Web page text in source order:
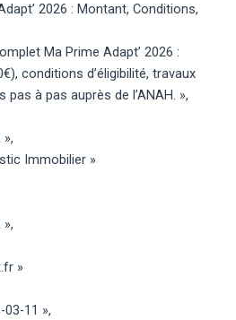
2026 : Montant, Conditions,
Ma Prime Adapt’ 2026 :
conditions d’éligibilité, travaux
à pas auprès de l’ANAH. »,
Immobilier »
»
03-11 »,